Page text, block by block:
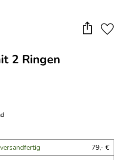
2 Ringen
79,- €